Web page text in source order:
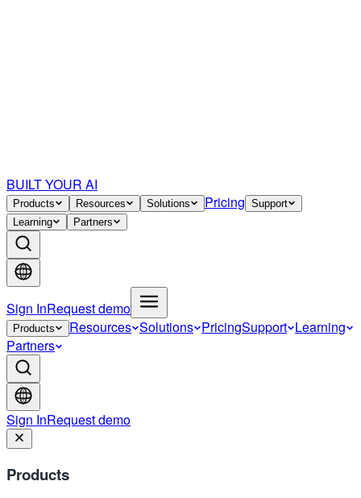
BUILT YOUR AI
Products Resources Solutions Pricing Support
Learning
Partners
Sign InRequest demo
Products Resources Solutions PricingSupport Learning
Partners
Sign InRequest demo
Products